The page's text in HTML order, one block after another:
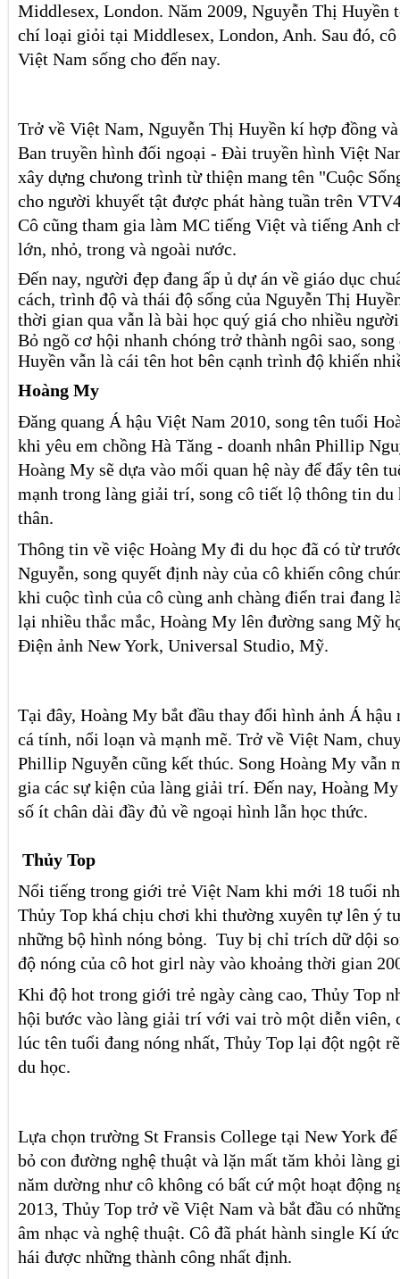
Middlesex, London. Năm 2009, Nguyễn Thị Huyền
chí loại giỏi tại Middlesex, London, Anh. Sau đó,
Việt Nam sống cho đến nay.
Trở về Việt Nam, Nguyễn Thị Huyền kí hợp đồng
Ban truyền hình đối ngoại - Đài truyền hình Việt
xây dựng chưong trình từ thiện mang tên "Cuộc
cho người khuyết tật được phát hàng tuần trên
Cô cũng tham gia làm MC tiếng Việt và tiếng Anh
lớn, nhỏ, trong và ngoài nước.
Đến nay, người đẹp đang ấp ủ dự án về giáo dục
cách, trình độ và thái độ sống của Nguyễn Thị
thời gian qua vẫn là bài học quý giá cho nhiều
Bỏ ngõ cơ hội nhanh chóng trở thành ngôi sao,
Huyền vẫn là cái tên hot bên cạnh trình độ khiến
Hoàng My
Đăng quang Á hậu Việt Nam 2010, song tên tuổi
khi yêu em chồng Hà Tăng - doanh nhân Phillip
Hoàng My sẽ dựa vào mối quan hệ này để đẩy tên
mạnh trong làng giải trí, song cô tiết lộ thông tin du
thân.
Thông tin về việc Hoàng My đi du học đã có từ
Nguyễn, song quyết định này của cô khiến công
khi cuộc tình của cô cùng anh chàng điển trai đang
lại nhiều thắc mắc, Hoàng My lên đường sang Mỹ
Điện ảnh New York, Universal Studio, Mỹ.
Tại đây, Hoàng My bắt đầu thay đổi hình ảnh Á hậu
cá tính, nổi loạn và mạnh mẽ. Trở về Việt Nam,
Phillip Nguyễn cũng kết thúc. Song Hoàng My vẫn
gia các sự kiện của làng giải trí. Đến nay, Hoàng
số ít chân dài đầy đủ về ngoại hình lẫn học thức.
Thủy Top
Nổi tiếng trong giới trẻ Việt Nam khi mới 18 tuổi
Thủy Top khá chịu chơi khi thường xuyên tự lên ý
những bộ hình nóng bỏng. Tuy bị chỉ trích dữ dội
độ nóng của cô hot girl này vào khoảng thời gian
Khi độ hot trong giới trẻ ngày càng cao, Thủy Top
hội bước vào làng giải trí với vai trò một diễn viên,
lúc tên tuổi đang nóng nhất, Thủy Top lại đột ngột
du học.
Lựa chọn trường St Fransis College tại New York
bỏ con đường nghệ thuật và lặn mất tăm khỏi làng
năm dường như cô không có bất cứ một hoạt động
2013, Thủy Top trở về Việt Nam và bắt đầu có
âm nhạc và nghệ thuật. Cô đã phát hành single Kí
hái được những thành công nhất định.